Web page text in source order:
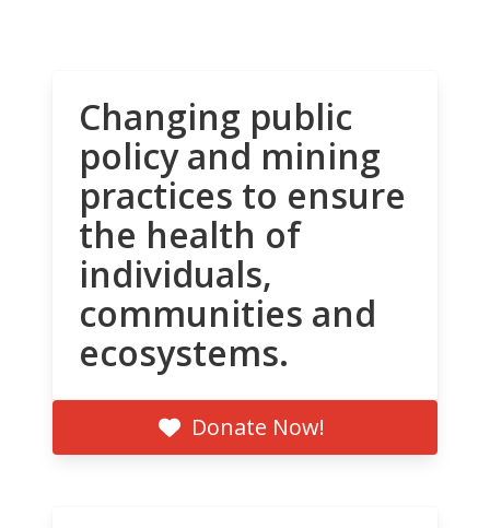
Changing public
policy and mining
practices to ensure
the health of
individuals,
communities and
ecosystems.
Donate Now!